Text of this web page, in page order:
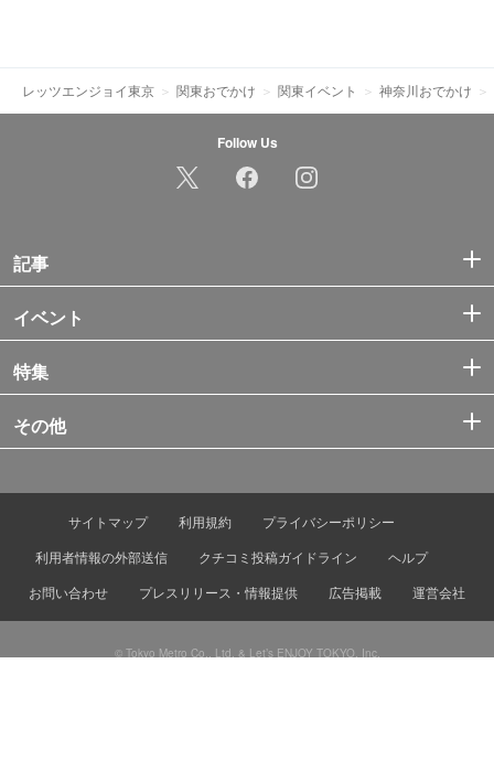
レッツエンジョイ東京 関東おでかけ 関東イベント 神奈川おでかけ
Follow Us
記事
イベント
特集
その他
サイトマップ 利用規約
プライバシーポリシー
利用者情報の外部送信
クチコミ投稿ガイドライン
ヘルプ
お問い合わせ
プレスリリース・情報提供 広告掲載 運営会社
© Tokyo Metro Co., Ltd. & Let’s ENJOY TOKYO, Inc.